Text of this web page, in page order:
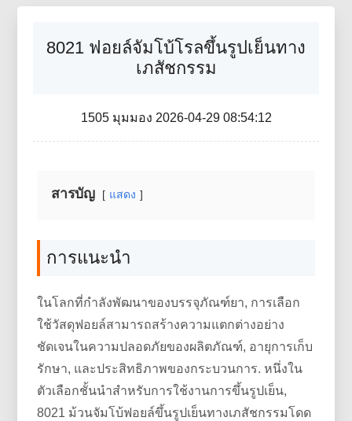
8021 ฟอยล์จัมโบ้โรลขึ้นรูปเย็นทาง
เภสัชกรรม
1505 มุมมอง 2026-04-29 08:54:12
สารบัญ แสดง
การแนะนำ
ในโลกที่กำลังพัฒนาของบรรจุภัณฑ์ยา, การเลือก
ใช้วัสดุฟอยล์สามารถสร้างความแตกต่างอย่าง
ชัดเจนในความปลอดภัยของผลิตภัณฑ์, อายุการเก็บ
รักษา, และประสิทธิภาพของกระบวนการ. หนึ่งใน
ตัวเลือกชั้นนำสำหรับการใช้งานการขึ้นรูปเย็น,
8021 ม้วนจัมโบ้ฟอยล์ขึ้นรูปเย็นทางเภสัชกรรมโดด